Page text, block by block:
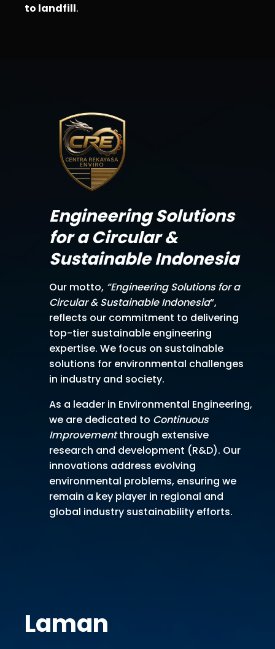
to landfill.
Engineering Solutions
for a Circular &
Sustainable Indonesia
Our motto, “Engineering Solutions for a
Circular & Sustainable Indonesia“,
reflects our commitment to delivering
top-tier sustainable engineering
expertise. We focus on sustainable
solutions for environmental challenges
in industry and society.
As a leader in Environmental Engineering,
we are dedicated to Continuous
Improvementthrough extensive
research and development (R&D). Our
innovations address evolving
environmental problems, ensuring we
remain a key player in regional and
global industry sustainability efforts.
Laman